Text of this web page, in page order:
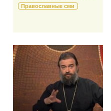
Православные сми